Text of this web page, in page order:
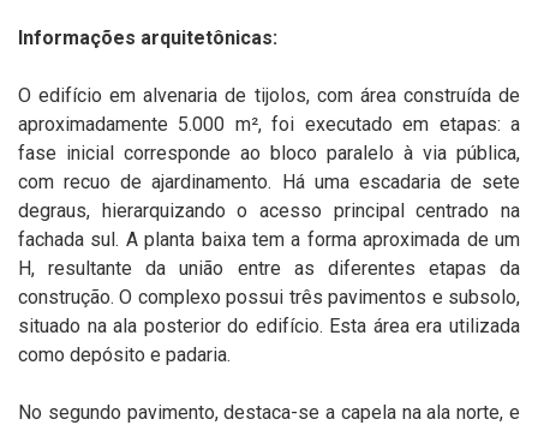
Informações arquitetônicas:
O edifício em alvenaria de tijolos, com área construída de
aproximadamente 5.000 m², foi executado em etapas: a
fase inicial corresponde ao bloco paralelo à via pública,
com recuo de ajardinamento. Há uma escadaria de sete
degraus, hierarquizando o acesso principal centrado na
fachada sul. A planta baixa tem a forma aproximada de um
H, resultante da união entre as diferentes etapas da
construção. O complexo possui três pavimentos e subsolo,
situado na ala posterior do edifício. Esta área era utilizada
como depósito e padaria.
No segundo pavimento, destaca-se a capela na ala norte, e